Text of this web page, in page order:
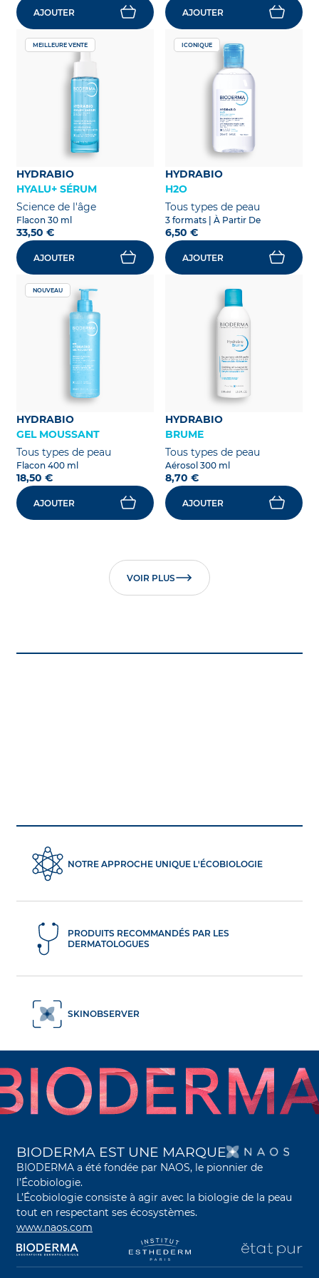
AJOUTER AJOUTER
MEILLEURE VENTE
HYDRABIO
HYALU+ SÉRUM
Science de l'âge
Flacon 30 ml
33,50 €
AJOUTER
ICONIQUE
HYDRABIO
H2O
Tous types de peau
3 formats | À Partir De
6,50 €
AJOUTER
NOUVEAU
HYDRABIO
GEL MOUSSANT
Tous types de peau
Flacon 400 ml
18,50 €
AJOUTER
HYDRABIO
BRUME
Tous types de peau
Aérosol 300 ml
8,70 €
AJOUTER
VOIR PLUS
NOTRE APPROCHE UNIQUE L'ÉCOBIOLOGIE
PRODUITS RECOMMANDÉS PAR LES
DERMATOLOGUES
SKINOBSERVER
BIODERMA EST UNE MARQUE
BIODERMA a été fondée par NAOS, le pionnier de
l’Écobiologie.
L’Écobiologie consiste à agir avec la biologie de la peau
tout en respectant ses écosystèmes.
www.naos.com
s’ouvre dans un nouvel onglet
s’ouvre dans un